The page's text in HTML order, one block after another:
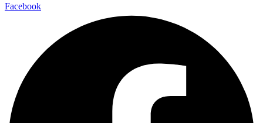
Facebook